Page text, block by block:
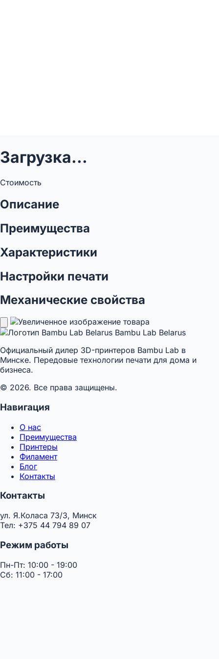
Загрузка...
Стоимость
Описание
Преимущества
Характеристики
Настройки печати
Механические свойства
Bambu Lab Belarus
Официальный дилер 3D-принтеров Bambu Lab в
Минске. Передовые технологии печати для дома и
бизнеса.
© 2026. Все права защищены.
Навигация
О нас
Преимущества
Принтеры
Филамент
Блог
Контакты
Контакты
ул. Я.Коласа 73/3, Минск
Тел: +375 44 794 89 07
Режим работы
Пн-Пт: 10:00 - 19:00
Сб: 11:00 - 17:00